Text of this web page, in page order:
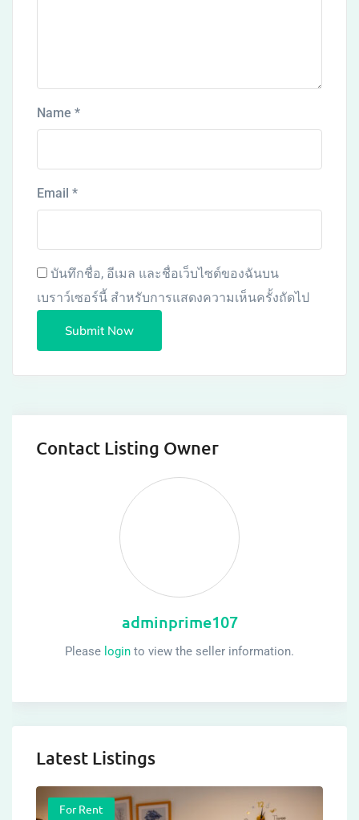
Name *
Email *
บันทึกชื่อ, อีเมล และชื่อเว็บไซต์ของฉันบน
เบราว์เซอร์นี้ สำหรับการแสดงความเห็นครั้งถัดไป
Contact Listing Owner
adminprime107
Please login to view the seller information.
Latest Listings
For Rent